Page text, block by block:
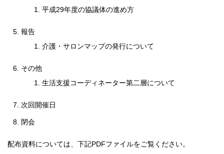
平成29年度の協議体の進め方
報告
介護・サロンマップの発行について
その他
生活支援コーディネーター第二層について
次回開催日
閉会
配布資料については、下記PDFファイルをご覧ください。